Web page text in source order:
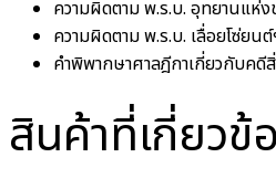
ความผิดตาม พ.ร.บ. อุทยานแห่ง
ความผิดตาม พ.ร.บ. เลื่อยโซ่ยน
คำพิพากษาศาลฎีกาเกี่ยวกับคดี
สินค้าที่เกี่ยวข้